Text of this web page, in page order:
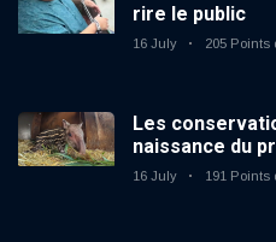
rire le public
16 July 205 Points
Les
naissance du
zoo du
16 July 191 Points